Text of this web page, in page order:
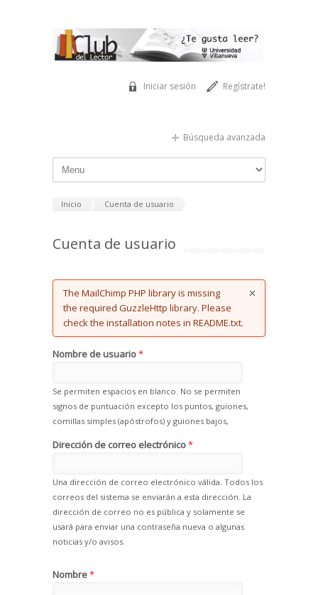
Regístrate!
Iniciar sesión
Búsqueda avanzada
Inicio Cuenta de usuario
Cuenta de usuario
Error message
The MailChimp PHP library is missing
the required GuzzleHttp library. Please
check the installation notes in README.txt.
Nombre de usuario*
Se permiten espacios en blanco. No se permiten
signos de puntuación excepto los puntos, guiones,
comillas simples (apóstrofos) y guiones bajos,
Dirección de correo electrónico*
Una dirección de correo electrónico válida. Todos los
correos del sistema se enviarán a esta dirección. La
dirección de correo no es pública y solamente se
usará para enviar una contraseña nueva o algunas
noticias y/o avisos.
Nombre*